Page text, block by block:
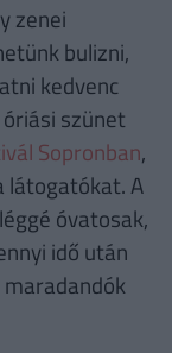
zenei
bulizni,
kedvenc
szünet
Sopronban,
látogatókat. A
óvatosak,
idő után